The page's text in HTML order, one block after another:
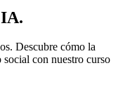
Descubre cómo la
con nuestro curso